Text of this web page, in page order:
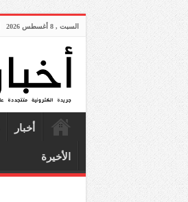
السبت , 8 أغسطس 2026
أخبار
الأخيرة